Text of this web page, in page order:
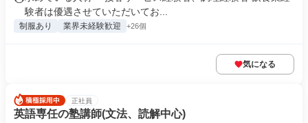
験者は優遇させていただいてお...
制服あり 業界未経験歓迎 +26個
気になる
正社員
英語専任の塾講師(文法、読解中心)